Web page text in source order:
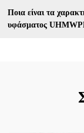
Ποια είναι τα
υφάσματος